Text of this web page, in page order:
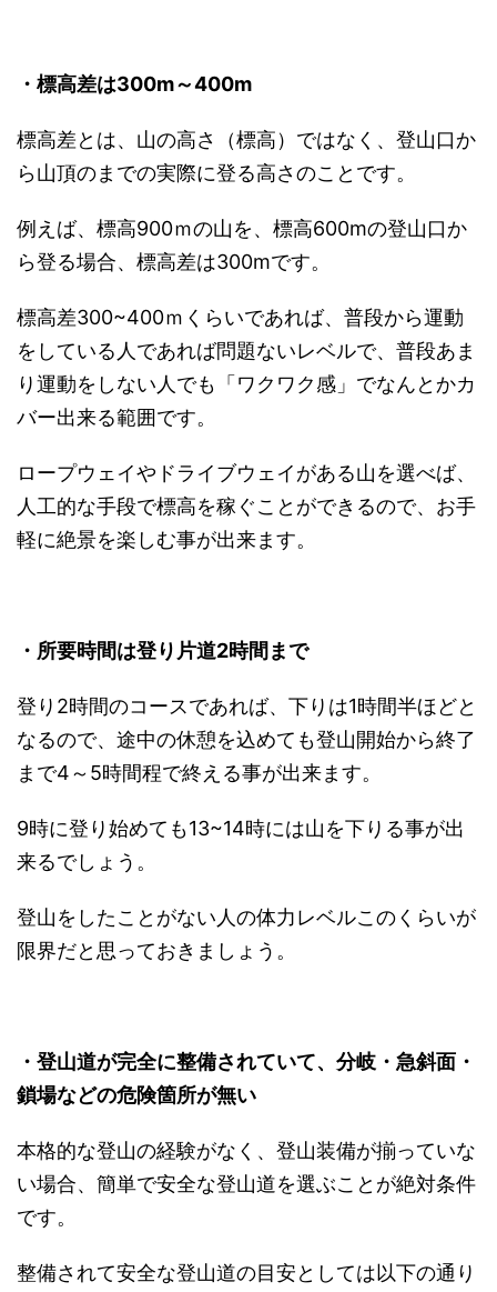
・ 標高差は300m～400m
標高差とは、山の高さ（標高）ではなく、登山口か
ら山頂のまでの実際に登る高さのことです。
例えば、標高900ｍの山を、標高600mの登山口か
ら登る場合、標高差は300mです。
標高差300~400ｍくらいであれば、普段から運動
をしている人であれば問題ないレベルで、普段あま
り運動をしない人でも「ワクワク感」でなんとかカ
バー出来る範囲です。
ロープウェイやドライブウェイがある山を選べば、
人工的な手段で標高を稼ぐことができるので、お手
軽に絶景を楽しむ事が出来ます。
・所要時間は登り片道2時間まで
登り2時間のコースであれば、下りは1時間半ほどと
なるので、途中の休憩を込めても登山開始から終了
まで4～5時間程で終える事が出来ます。
9時に登り始めても13~14時には山を下りる事が出
来るでしょう。
登山をしたことがない人の体力レベルこのくらいが
限界だと思っておきましょう。
・登山道が完全に整備されていて、分岐・急斜面・
鎖場などの危険箇所が無い
本格的な登山の経験がなく、登山装備が揃っていな
い場合、簡単で安全な登山道を選ぶことが絶対条件
です。
整備されて安全な登山道の目安としては以下の通り